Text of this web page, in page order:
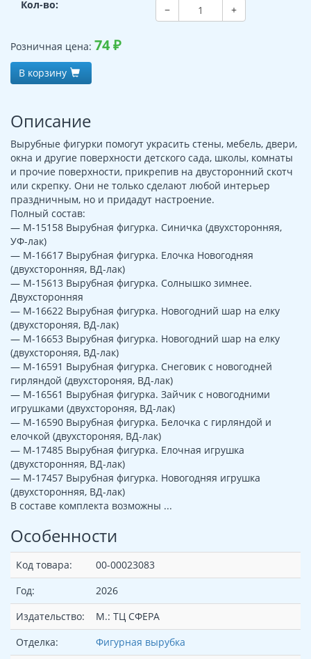
Кол-во: − +
Розничная цена: 74₽
В корзину
Описание
Вырубные фигурки помогут украсить стены, мебель, двери,
окна и другие поверхности детского сада, школы, комнаты
и прочие поверхности, прикрепив на двусторонний скотч
или скрепку. Они не только сделают любой интерьер
праздничным, но и придадут настроение.
Полный состав:
— М-15158 Вырубная фигурка. Синичка (двухсторонняя,
УФ-лак)
— М-16617 Вырубная фигурка. Елочка Новогодняя
(двухсторонняя, ВД-лак)
— М-15613 Вырубная фигурка. Солнышко зимнее.
Двухсторонняя
— М-16622 Вырубная фигурка. Новогодний шар на елку
(двухстороняя, ВД-лак)
— М-16653 Вырубная фигурка. Новогодний шар на елку
(двухстороняя, ВД-лак)
— М-16591 Вырубная фигурка. Снеговик с новогодней
гирляндой (двухстороняя, ВД-лак)
— М-16561 Вырубная фигурка. Зайчик с новогодними
игрушками (двухстороняя, ВД-лак)
— М-16590 Вырубная фигурка. Белочка с гирляндой и
елочкой (двухстороняя, ВД-лак)
— М-17485 Вырубная фигурка. Елочная игрушка
(двухсторонняя, ВД-лак)
— М-17457 Вырубная фигурка. Новогодняя игрушка
(двухсторонняя, ВД-лак)
В составе комплекта возможны ...
Особенности
Код товара:
00-00023083
Год:
2026
Издательство:
М.: ТЦ СФЕРА
Отделка:
Фигурная вырубка